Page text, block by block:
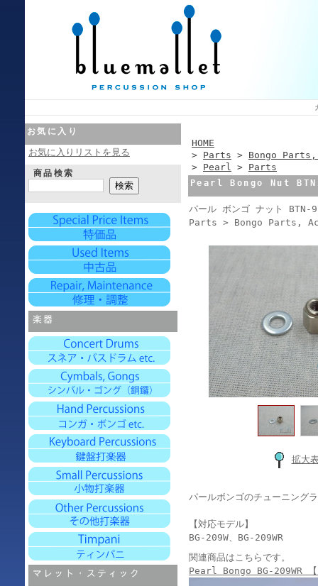
お気に入り
お気に入りリストを見る
商品検索
HOME
> Parts > Bongo
> Pearl > Parts
Pearl Bongo Nut
パール ボンゴ ナット BTN-9
Parts > Bongo Parts,
拡大
パールボンゴのチューニング
【対応モデル】
BG-209W、BG-209WR
関連商品はこちらです。
Pearl Bongo BG-209WR 【